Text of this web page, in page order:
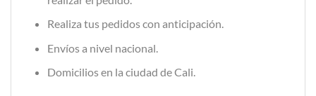
Realiza tus pedidos con anticipación.
Envíos a nivel nacional.
Domicilios en la ciudad de Cali.